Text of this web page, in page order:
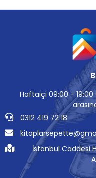
Haftaiçi 09:00 - 19:00
0312 419 72 18
İstanbul Caddesi